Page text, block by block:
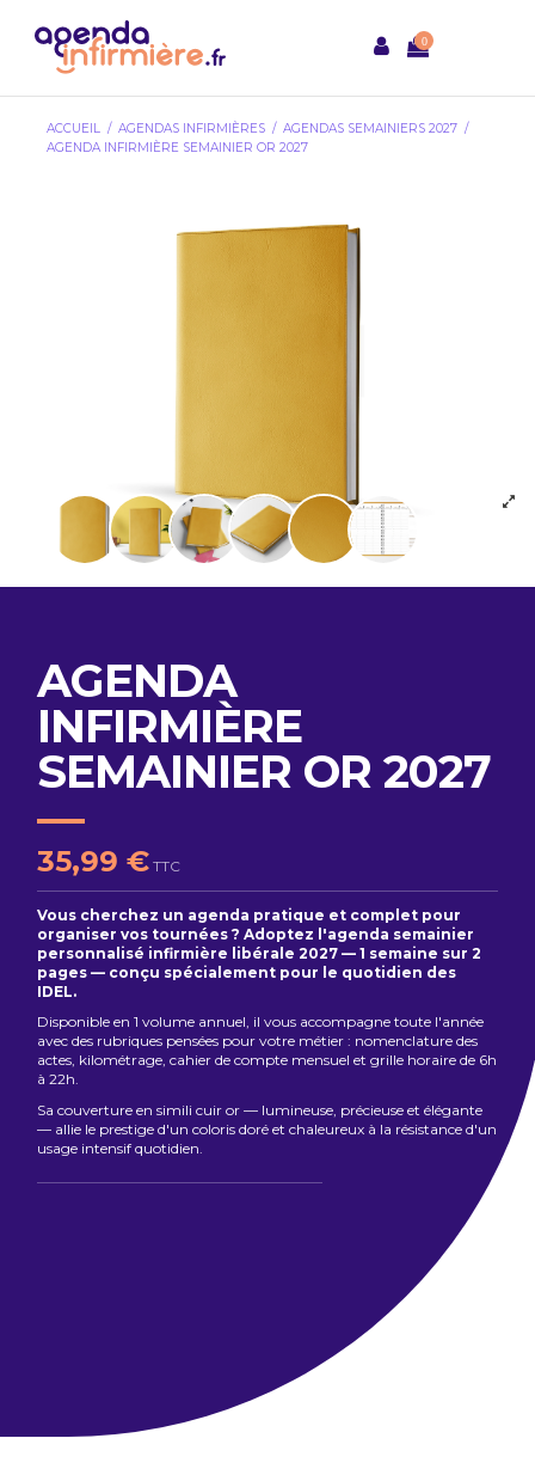
0
ACCUEIL AGENDAS INFIRMIÈRES
AGENDAS SEMAINIERS 2027
AGENDA INFIRMIÈRE SEMAINIER OR 2027
AGENDA
INFIRMIÈRE
SEMAINIER OR 2027
35,99 € TTC
Vous cherchez un agenda pratique et complet pour
organiser vos tournées ? Adoptez l'agenda semainier
personnalisé infirmière libérale 2027 — 1 semaine sur 2
pages — conçu spécialement pour le quotidien des
IDEL.
Disponible en 1 volume annuel, il vous accompagne toute l'année
avec des rubriques pensées pour votre métier : nomenclature des
actes, kilométrage, cahier de compte mensuel et grille horaire de 6h
à 22h.
Sa couverture en simili cuir or — lumineuse, précieuse et élégante
— allie le prestige d'un coloris doré et chaleureux à la résistance d'un
usage intensif quotidien.